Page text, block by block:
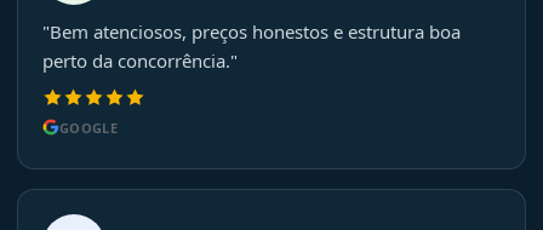
"Bem atenciosos, preços honestos e estrutura boa
perto da concorrência."
GOOGLE